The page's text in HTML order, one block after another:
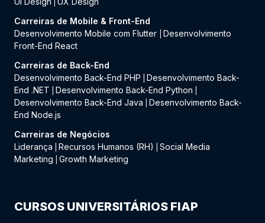
Carreiras de Mobile & Front-End
Desenvolvimento Mobile com Flutter
Desenvolvimento
Front-End React
Carreiras de Back-End
Desenvolvimento Back-End PHP
Desenvolvimento Back-
End .NET
Desenvolvimento Back-End Python
Desenvolvimento Back-End Java
Desenvolvimento Back-
End Node.js
Carreiras de Negócios
Liderança
Recursos Humanos (RH)
Social Media
Marketing
Growth Marketing
CURSOS UNIVERSITÁRIOS FIAP